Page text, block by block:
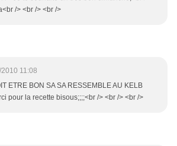
/> <br /> <br />
11:08
ETRE BON SA SA RESSEMBLE AU KELB
pour la recette bisous;;;;<br /> <br /> <br />